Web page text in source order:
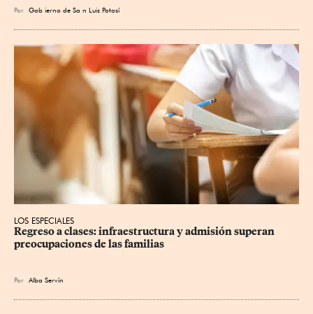
Por Gob ierno de Sa n Luis Potosí
LOS ESPECIALES
Regreso a clases: infraestructura y admisión superan
preocupaciones de las familias
Por Alba Servín